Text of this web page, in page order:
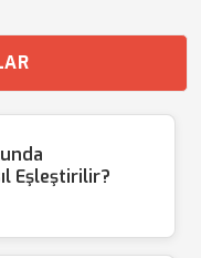
Eşleştirilir?